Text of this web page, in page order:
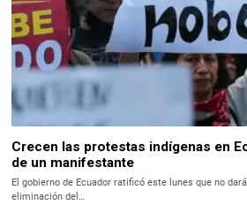
Crecen las protestas indígenas en
de un manifestante
El gobierno de Ecuador ratificó este lunes que no
eliminación del…